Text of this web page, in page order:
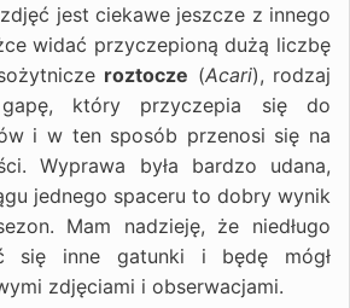
jest ciekawe jeszcze z innego
widać przyczepioną dużą liczbę
roztocze (Acari), rodzaj
który przyczepia się do
i w ten sposób przenosi się na
Wyprawa była bardzo udana,
jednego spaceru to dobry wynik
Mam nadzieję, że niedługo
się inne gatunki i będę mógł
zdjęciami i obserwacjami.